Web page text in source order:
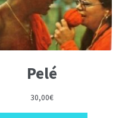
Pelé
30,00€